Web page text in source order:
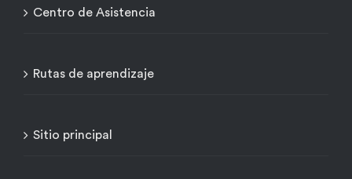
Centro de Asistencia
Rutas de aprendizaje
Sitio principal